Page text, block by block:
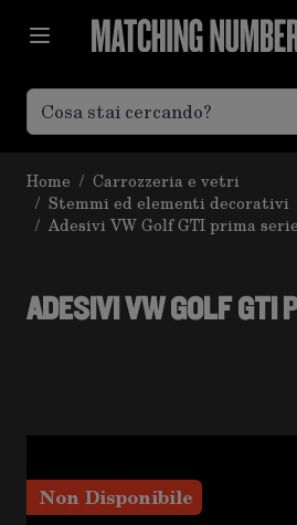
Home / Carrozzeria e vetri
/ Stemmi ed elementi decorativi
/ Adesivi VW Golf GTI prima serie
ADESIVI VW GOLF GTI
Non Disponibile